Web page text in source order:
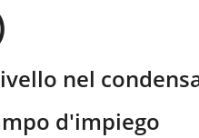
nel
d'impiego